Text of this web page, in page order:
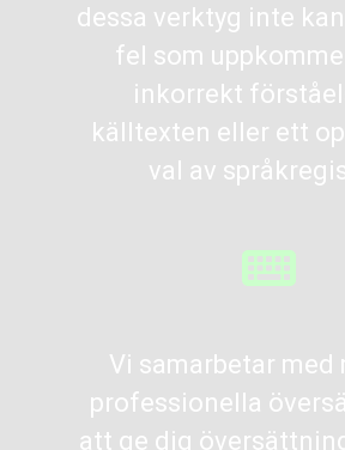
dessa verktyg inte
fel som
inkorrekt
källtexten eller ett
val av
Vi samarbetar med
professionella
att ge dig